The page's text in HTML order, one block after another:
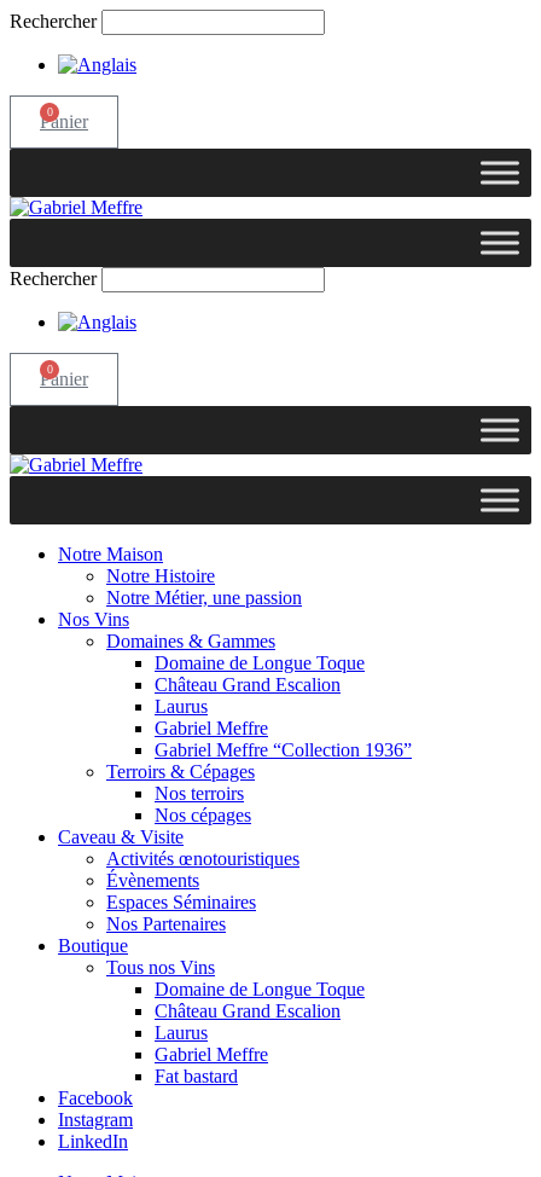
Rechercher
0
Panier
Rechercher
0
Panier
Notre Maison
Notre Histoire
Notre Métier, une passion
Nos Vins
Domaines & Gammes
Domaine de Longue Toque
Château Grand Escalion
Laurus
Gabriel Meffre
Gabriel Meffre “Collection 1936”
Terroirs & Cépages
Nos terroirs
Nos cépages
Caveau & Visite
Activités œnotouristiques
Évènements
Espaces Séminaires
Nos Partenaires
Boutique
Tous nos Vins
Domaine de Longue Toque
Château Grand Escalion
Laurus
Gabriel Meffre
Fat bastard
Facebook
Instagram
LinkedIn